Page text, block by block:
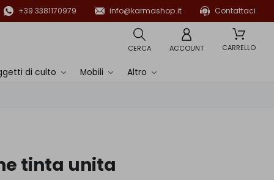
+39 3381170979 info@karmashop.it Contattaci
CERCA ACCOUNT CARRELLO
di culto Mobili Altro
tinta unita